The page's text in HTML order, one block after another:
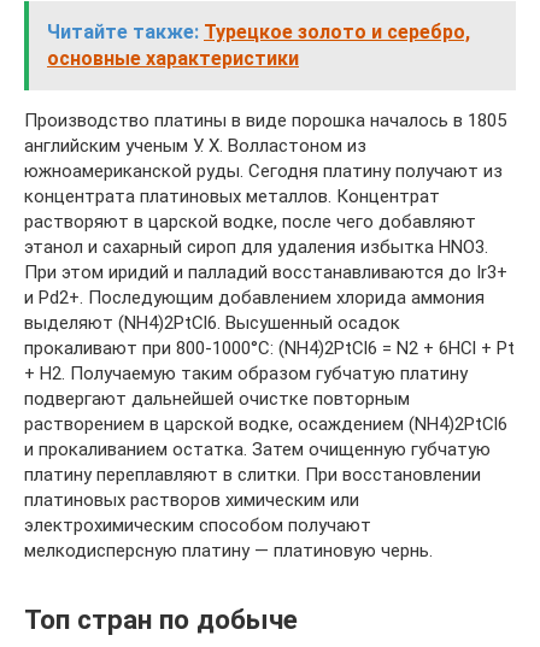
Читайте также: Турецкое золото и серебро,
основные характеристики
Производство платины в виде порошка началось в 1805
английским ученым У. Х. Волластоном из
южноамериканской руды. Сегодня платину получают из
концентрата платиновых металлов. Концентрат
растворяют в царской водке, после чего добавляют
этанол и сахарный сироп для удаления избытка HNO3.
При этом иридий и палладий восстанавливаются до Ir3+
и Pd2+. Последующим добавлением хлорида аммония
выделяют (NH4)2PtCl6. Высушенный осадок
прокаливают при 800-1000°C: (NH4)2PtCl6 = N2 + 6HCl + Pt
+ H2. Получаемую таким образом губчатую платину
подвергают дальнейшей очистке повторным
растворением в царской водке, осаждением (NH4)2PtCl6
и прокаливанием остатка. Затем очищенную губчатую
платину переплавляют в слитки. При восстановлении
платиновых растворов химическим или
электрохимическим способом получают
мелкодисперсную платину — платиновую чернь.
Топ стран по добыче